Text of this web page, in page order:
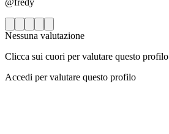
@fredy
Nessuna valutazione
Clicca sui cuori per valutare questo profilo
Accedi per valutare questo profilo